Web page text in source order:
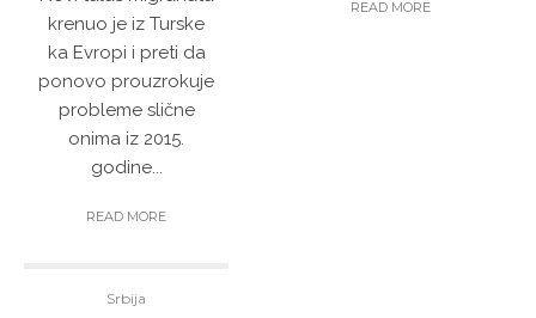
krenuo je iz Turske
ka Evropi i preti da
ponovo prouzrokuje
probleme slične
onima iz 2015.
godine...
READ MORE
Srbija
READ MORE